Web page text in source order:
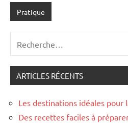
Pratique
pour
:
ARTICLES RÉCENTS
Les destinations idéales pour
Des recettes faciles à